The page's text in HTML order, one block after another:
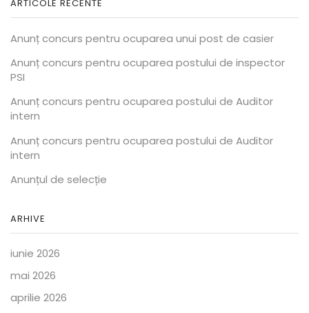
ARTICOLE RECENTE
Anunț concurs pentru ocuparea unui post de casier
Anunț concurs pentru ocuparea postului de inspector
PSI
Anunț concurs pentru ocuparea postului de Auditor
intern
Anunț concurs pentru ocuparea postului de Auditor
intern
Anunțul de selecție
ARHIVE
iunie 2026
mai 2026
aprilie 2026